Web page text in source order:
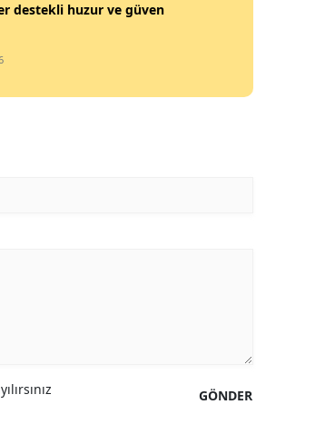
destekli huzur ve güven
GÖNDER